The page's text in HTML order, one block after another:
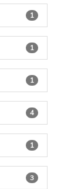
1
1
1
4
1
3